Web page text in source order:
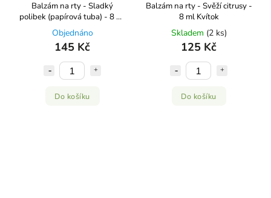
Balzám na rty - Sladký
polibek (papírová tuba) - 8 ml
Kvítok
Objednáno
145 Kč
Do košíku
Balzám na rty - Svěží citrusy -
8 ml Kvítok
Skladem (2 ks)
125 Kč
Do košíku